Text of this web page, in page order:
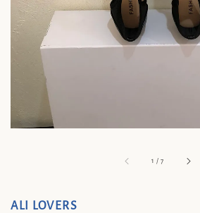
1 /7
ALI LOVERS